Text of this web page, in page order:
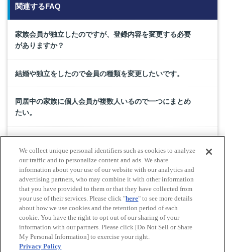
関連するFAQ
家族会員が独立したのですが、登録内容を変更する必要
がありますか？
結婚や独立をしたので会員の種類を変更したいです。
同居中の家族に個人会員が複数人いるので一つにまとめ
たい。
家族会員は会員として残り、個人会員のみ退会したいの
ですが。
Do Not Sell or Share My Personal Information
© All rights reserved. JAF
We collect unique personal identifiers such as cookies to analyze
our traffic and to personalize content and ads. We share
information about your use of our website with our analytics and
advertising partners, who may combine it with other information
that you have provided to them or that they have collected from
your use of their services. Please click "here" to see more details
about how we use cookies and the retention period of each
cookie. You have the right to opt out of our sharing of your
information with our partners. Please click [Do Not Sell or Share
My Personal Information] to exercise your right.
Privacy Policy